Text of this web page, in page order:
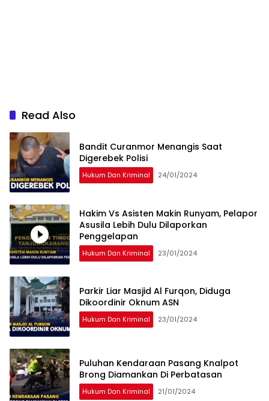
Read Also
Bandit Curanmor Menangis Saat
Digerebek Polisi
Hukum Dan Kriminal 24/01/2024
Hakim Vs Asisten Makin Runyam, Pelapor
Asusila Lebih Dulu Dilaporkan
Penggelapan
Hukum Dan Kriminal 23/01/2024
Parkir Liar Masjid Al Furqon, Diduga
Dikoordinir Oknum ASN
Hukum Dan Kriminal 23/01/2024
Puluhan Kendaraan Pasang Knalpot
Brong Diamankan Di Perbatasan
Hukum Dan Kriminal 21/01/2024